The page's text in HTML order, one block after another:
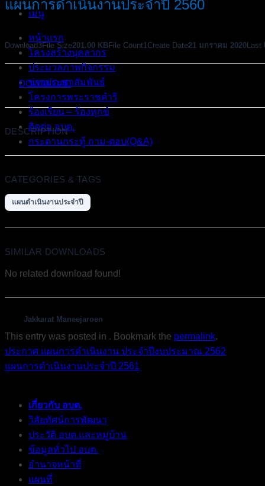
เมนู
หน้าแรก
โครงสร้างบุคลากร
ประมวลภาพกิจกรรม
ข่าวประชาสัมพันธ์
โครงการพระราชดำริ
ร้องเรียน – ร้องทุกข์
ติดต่อ อบต.
กระดานกระทู้ ถาม-ตอบ(Q&A)
แผนการดำเนินงานประจำปี 2560
Download3File Size201.00 KBFile Count1 Create Date21 มกราคม 2020
DOWNLOAD
DESCRIPTION
CATEGORIES & TAGS
แผนดำเนินงานประจำปี
SIMILAR DOWNLOADS
No related download found!
Jakkarat Maneejaroen
This entry was posted in . Bookmark the permalink.
ประกาศ แผนการดำเนินงาน ประจำปีงบประมาณ 2562
แผนการดำเนินงานประจำปี 2561
เกี่ยวกับ อบต.
วิสัยทัศน์การพัฒนา
ประวัติ อบต.และหมู่บ้าน
ข้อมูลทั่วไป อบต.
อำนาจหน้าที่
แผนที่